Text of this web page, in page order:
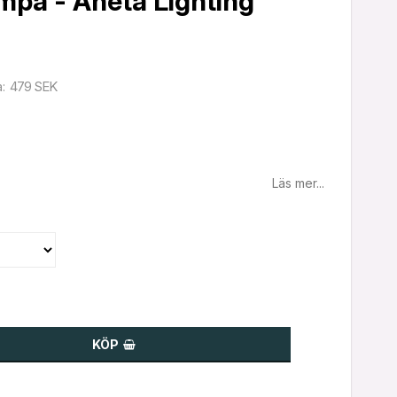
479 SEK
Läs mer...
KÖP